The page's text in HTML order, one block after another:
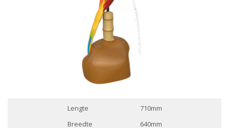
Lengte
710mm
Breedte
640mm